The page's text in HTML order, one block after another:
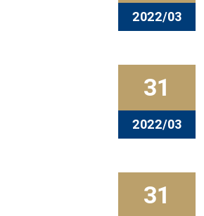
2022/03
31
2022/03
31